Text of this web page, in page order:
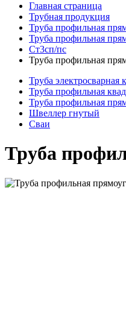
Главная страница
Трубная продукция
Труба профильная
Труба профильная
Ст3сп/пс
Труба профильная
Труба электросварная
Труба профильная
Труба профильная
Швеллер гнутый
Сваи
Труба